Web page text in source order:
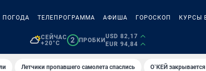
ПОГОДА ТЕЛЕПРОГРАММА АФИША ГОРОСКОП КУРСЫ
СЕЙЧАС
+20°C
2 ПРОБКИ
USD 82,17
EUR 94,84
Летчики пропавшего самолета спаслись О`КЕЙ